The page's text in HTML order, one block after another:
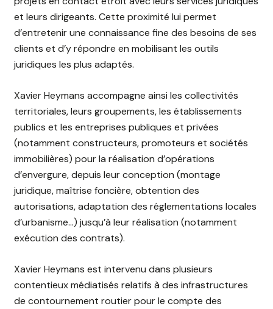
et leurs dirigeants. Cette proximité lui permet
d’entretenir une connaissance fine des besoins de ses
clients et d’y répondre en mobilisant les outils
juridiques les plus adaptés.
Xavier Heymans accompagne ainsi les collectivités
territoriales, leurs groupements, les établissements
publics et les entreprises publiques et privées
(notamment constructeurs, promoteurs et sociétés
immobilières) pour la réalisation d’opérations
d’envergure, depuis leur conception (montage
juridique, maîtrise foncière, obtention des
autorisations, adaptation des réglementations locales
d’urbanisme…) jusqu’à leur réalisation (notamment
exécution des contrats).
Xavier Heymans est intervenu dans plusieurs
contentieux médiatisés relatifs à des infrastructures
de contournement routier pour le compte des